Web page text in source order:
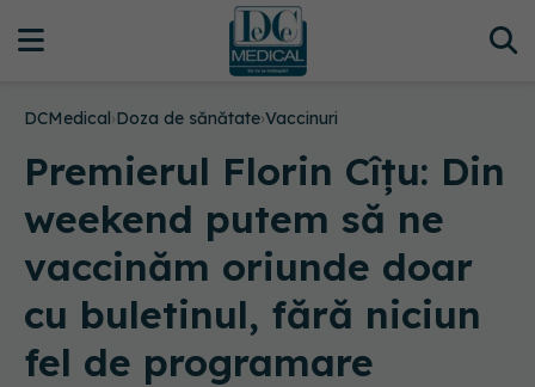
DCMedical›Doza de sănătate›Vaccinuri
Premierul Florin Cîțu: Din
weekend putem să ne
vaccinăm oriunde doar
cu buletinul, fără niciun
fel de programare